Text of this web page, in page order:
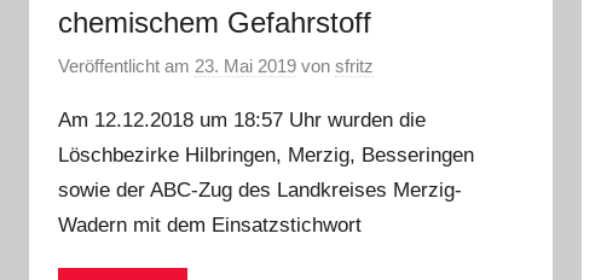
chemischem Gefahrstoff
Veröffentlicht am 23. Mai 2019 von sfritz
Am 12.12.2018 um 18:57 Uhr wurden die
Löschbezirke Hilbringen, Merzig, Besseringen
sowie der ABC-Zug des Landkreises Merzig-
Wadern mit dem Einsatzstichwort